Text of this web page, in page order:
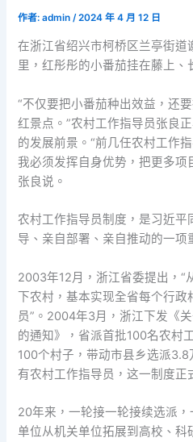
作者:admin/2024 年 4 月 12 日
在浙江省绍兴市柯桥区兰亭街道
里，红彤彤的小番茄挂在藤上、
“不仅要把小番茄种出效益，还
红景点。”农村工作指导员张良
的发展前景。“前几任农村工作
我必须发挥自身优势，把更多项
张良说。
农村工作指导员制度，是习近平
导、亲自部署、亲自推动的一项
2003年12月，浙江省委提出，“
下农村，基本实现全省每个行政
员”。2004年3月，浙江下发《
的通知》，省派首批100名农村
100个村子，带动市县乡选派
有农村工作指导员，这一制度正
20年来，一轮接一轮接续选派
单位从机关单位拓展到高校、科